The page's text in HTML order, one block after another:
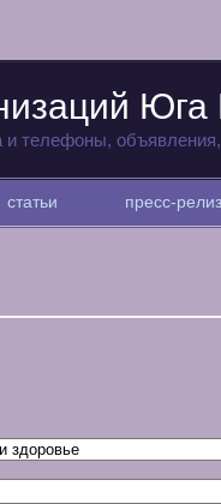
Юга
и телефоны,
статьи пресс-